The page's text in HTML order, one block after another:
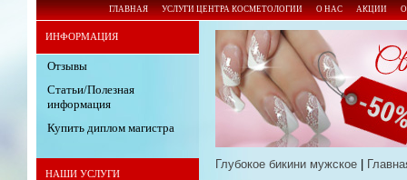
ГЛАВНАЯ УСЛУГИ ЦЕНТРА КОСМЕТОЛОГИИ О НАС АКЦИИ
ИНФОРМАЦИЯ
Отзывы
Статьи/Полезная
информация
Купить диплом магистра
НАШИ УСЛУГИ
Глубокое бикини мужское